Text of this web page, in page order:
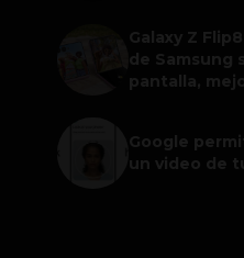
Galaxy Z
de Samsung
pantalla,
Google
un video de